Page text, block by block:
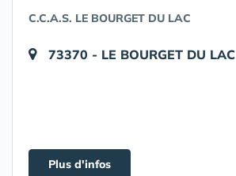
C.C.A.S. LE BOURGET DU LAC
73370 - LE BOURGET DU LAC
Plus d'infos